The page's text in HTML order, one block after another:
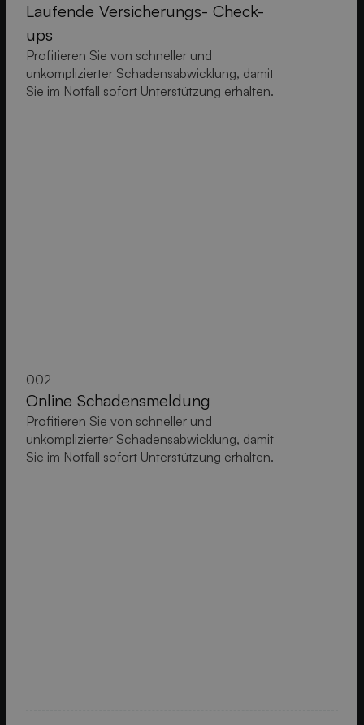
Laufende Versicherungs- Check-
ups
Profitieren Sie von schneller und
unkomplizierter Schadensabwicklung, damit
Sie im Notfall sofort Unterstützung erhalten.
002
Online Schadensmeldung
Profitieren Sie von schneller und
unkomplizierter Schadensabwicklung, damit
Sie im Notfall sofort Unterstützung erhalten.